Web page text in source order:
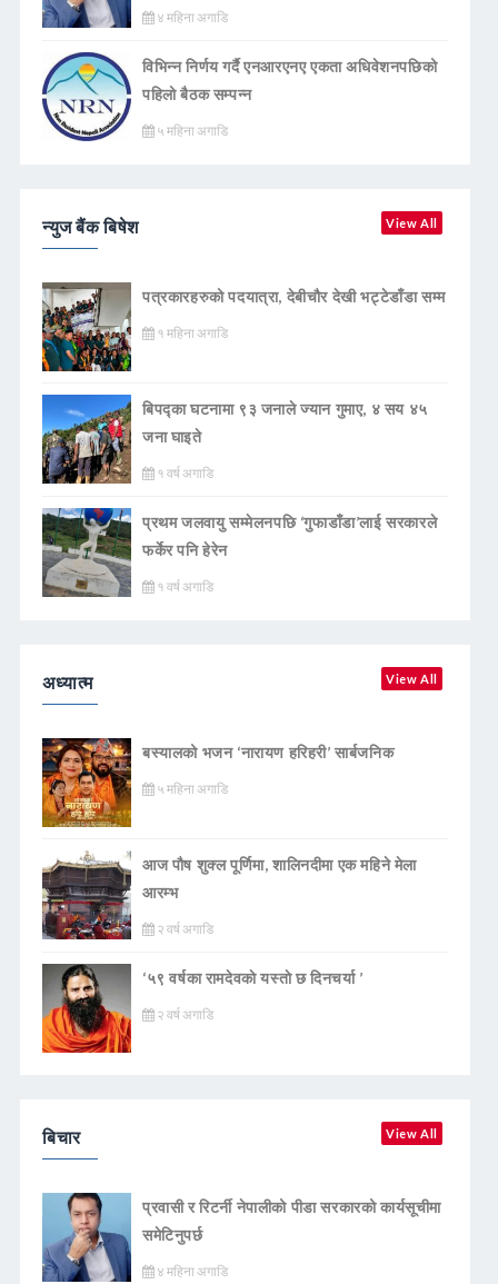
४ महिना अगाडि
विभिन्न निर्णय गर्दै एनआरएनए एकता अधिवेशनपछिको
पहिलो बैठक सम्पन्न
५ महिना अगाडि
न्युज बैंक बिषेश View All
पत्रकारहरुको पदयात्रा, देबीचौर देखी भट्टेडाँडा सम्म
१ महिना अगाडि
बिपद्का घटनामा ९३ जनाले ज्यान गुमाए, ४ सय ४५
जना घाइते
१ वर्ष अगाडि
प्रथम जलवायु सम्मेलनपछि ‘गुफाडाँडा’लाई सरकारले
फर्केर पनि हेरेन
१ वर्ष अगाडि
अध्यात्म View All
बस्यालको भजन ‘नारायण हरिहरी’ सार्बजनिक
५ महिना अगाडि
आज पौष शुक्ल पूर्णिमा, शालिनदीमा एक महिने मेला
आरम्भ
२ वर्ष अगाडि
‘५९ वर्षका रामदेवकाे यस्ताे छ दिनचर्या ’
२ वर्ष अगाडि
बिचार View All
प्रवासी र रिटर्नी नेपालीको पीडा सरकारको कार्यसूचीमा
समेटिनुपर्छ
४ महिना अगाडि